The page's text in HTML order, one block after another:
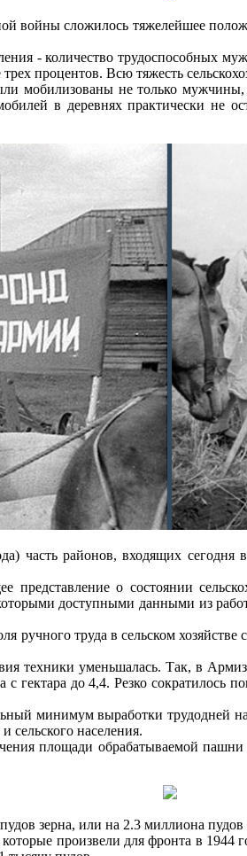
войны сложилось тяжелейшее
- количество трудоспособных
процентов. Всю тяжесть
мобилизованы не только
в деревнях практически не
часть районов, входящих сегодня
о состоянии
доступными данными из
труда в сельском
техники уменьшалась. Так, в
гектара до 4,4. Резко
минимум выработки трудодней
сельского населения.
площади обрабатываемой
зерна, или на 2.3 миллиона пудов
произвели для фронта в